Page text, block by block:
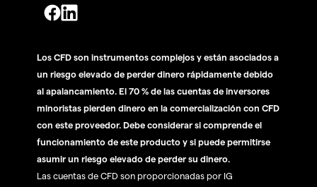
Los CFD son instrumentos complejos y están asociados a
un riesgo elevado de perder dinero rápidamente debido
al apalancamiento. El 70 % de las cuentas de inversores
minoristas pierden dinero en la comercialización con CFD
con este proveedor. Debe considerar si comprende el
funcionamiento de este producto y si puede permitirse
asumir un riesgo elevado de perder su dinero.
Las cuentas de CFD son proporcionadas por IG